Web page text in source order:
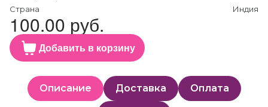
Страна
Индия
100.00 руб.
Добавить в корзину
Описание Доставка Оплата